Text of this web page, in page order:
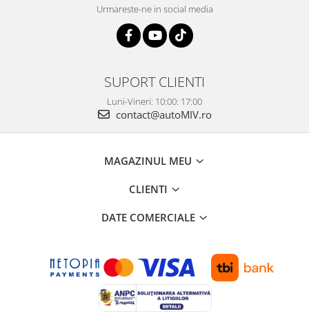
Urmareste-ne in social media
SUPORT CLIENTI
Luni-Vineri: 10:00: 17:00
contact@autoMIV.ro
MAGAZINUL MEU
CLIENTI
DATE COMERCIALE